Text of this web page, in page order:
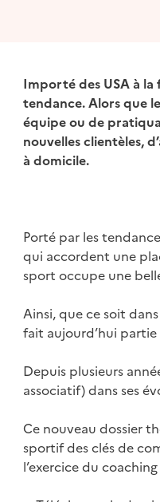
Importé des USA à
tendance. Alors que
équipe ou de
nouvelles clientèles,
à domicile.
Porté par les
qui accordent une
sport occupe une
Ainsi, que ce soit
fait aujourd’hui
Depuis plusieurs
associatif) dans ses
Ce nouveau dossier
sportif des clés de
l’exercice du